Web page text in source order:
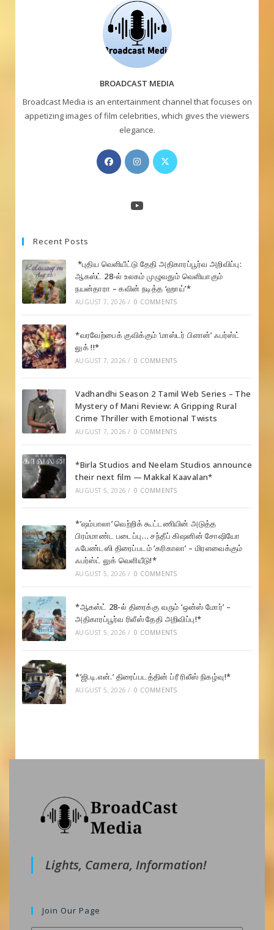
BROADCAST MEDIA
Broadcast Media is an entertainment channel that focuses on
appetizing images of film celebrities, which gives the viewers
elegance.
Opens
in
new
Opens
in
Opens
YouTube
Recent Posts
*புதிய வெளியீட்டு தேதி அதிகாரப்பூர்வ அறிவிப்பு:
ஆகஸ்ட் 28-ல் உலகம் முழுவதும் வெளியாகும்
நயன்தாரா – கவின் நடித்த ‘ஹாய்’*
AUGUST 7, 2026 / 0 COMMENTS
*வரவேற்பைக் குவிக்கும் ‘மாஸ்டர் பிளான்’ ஃபர்ஸ்ட்
லுக் !!*
AUGUST 7, 2026 / 0 COMMENTS
Vadhandhi Season 2 Tamil Web Series – The
Mystery of Mani Review: A Gripping Rural
Crime Thriller with Emotional Twists
AUGUST 7, 2026 / 0 COMMENTS
*Birla Studios and Neelam Studios announce
their next film — Makkal Kaavalan*
AUGUST 5, 2026 / 0 COMMENTS
*’ஷம்பாலா’ வெற்றிக் கூட்டணியின் அடுத்த
பிரம்மாண்ட படைப்பு… சந்தீப் கிஷனின் சோஷியோ
ஃபேண்டஸி திரைப்படம் ‘கரிகாலா’ – மிரளவைக்கும்
ஃபர்ஸ்ட் லுக் வெளியீடு!*
AUGUST 5, 2026 / 0 COMMENTS
*ஆகஸ்ட் 28-ல் திரைக்கு வரும் ‘ஒன்ஸ் மோர்’ –
அதிகாரப்பூர்வ ரிலீஸ் தேதி அறிவிப்பு!*
AUGUST 5, 2026 / 0 COMMENTS
*’ஜி.டி.என்.’ திரைப்படத்தின் ப்ரீ ரிலீஸ் நிகழ்வு!*
AUGUST 5, 2026 / 0 COMMENTS
Lights, Camera, Information!
Join Our Page